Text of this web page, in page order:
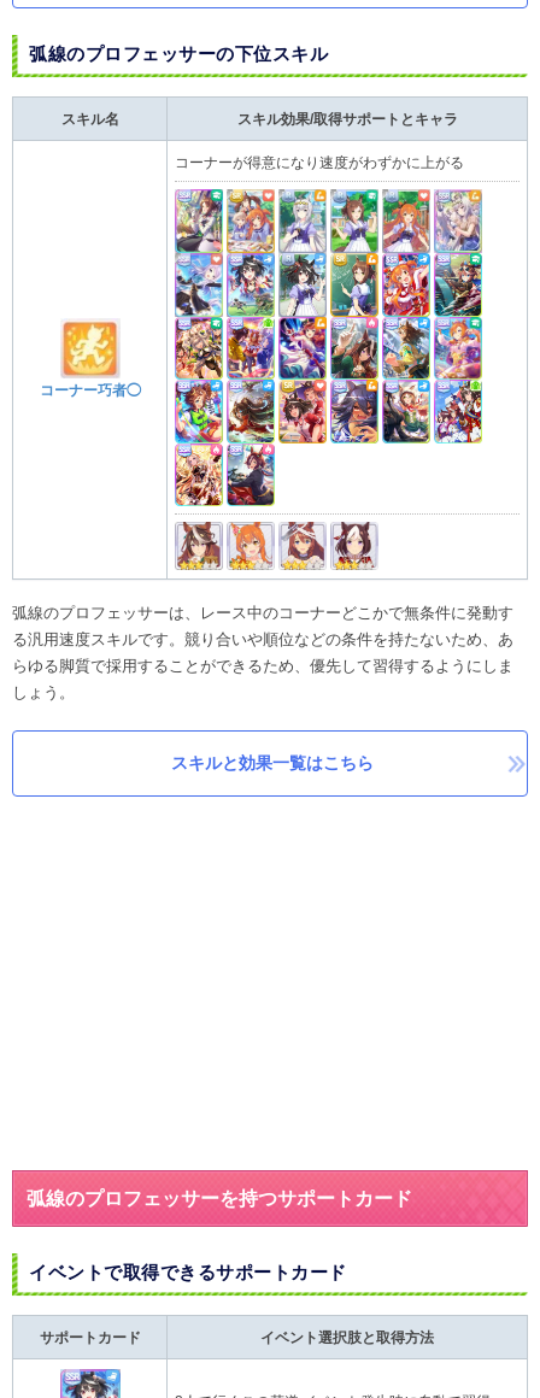
弧線のプロフェッサーの下位スキル
スキル名 スキル効果/取得サポートとキャラ
コーナー巧者◯
コーナーが得意になり速度がわずかに上がる
弧線のプロフェッサーは、レース中のコーナーどこかで無条件に発動す
る汎用速度スキルです。競り合いや順位などの条件を持たないため、あ
らゆる脚質で採用することができるため、優先して習得するようにしま
しょう。
スキルと効果一覧はこちら
弧線のプロフェッサーを持つサポートカード
イベントで取得できるサポートカード
サポートカード イベント選択肢と取得方法